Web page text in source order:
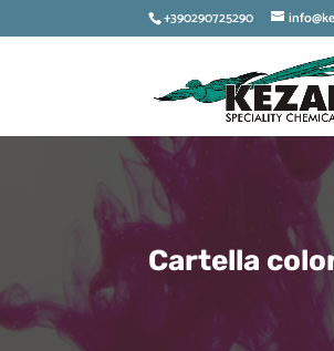
+390290725290
Cartella